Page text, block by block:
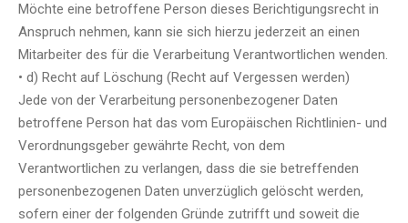
Möchte eine betroffene Person dieses Berichtigungsrecht in
Anspruch nehmen, kann sie sich hierzu jederzeit an einen
Mitarbeiter des für die Verarbeitung Verantwortlichen wenden.
• d) Recht auf Löschung (Recht auf Vergessen werden)
Jede von der Verarbeitung personenbezogener Daten
betroffene Person hat das vom Europäischen Richtlinien- und
Verordnungsgeber gewährte Recht, von dem
Verantwortlichen zu verlangen, dass die sie betreffenden
personenbezogenen Daten unverzüglich gelöscht werden,
sofern einer der folgenden Gründe zutrifft und soweit die